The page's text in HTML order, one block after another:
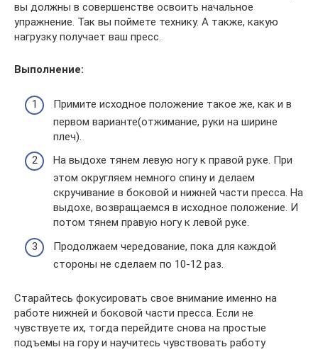
вы должны в совершенстве освоить начальное
упражнение. Так вы поймете технику. А также, какую
нагрузку получает ваш пресс.
Выполнение:
Примите исходное положение такое же, как и в
первом варианте(отжимание, руки на ширине
плеч).
На выдохе тянем левую ногу к правой руке. При
этом округляем немного спину и делаем
скручивание в боковой и нижней части пресса. На
выдохе, возвращаемся в исходное положение. И
потом тянем правую ногу к левой руке.
Продолжаем чередование, пока для каждой
стороны не сделаем по 10-12 раз.
Старайтесь фокусировать свое внимание именно на
работе нижней и боковой части пресса. Если не
чувствуете их, тогда перейдите снова на простые
подъемы на гору и научитесь чувствовать работу